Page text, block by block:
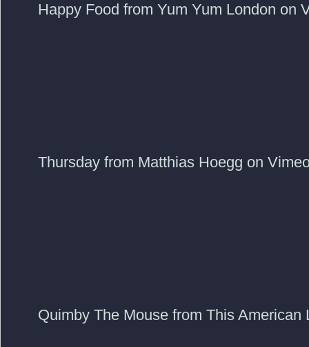
Happy Food from Yum Yum London on
Thursday from Matthias Hoegg on
Quimby The Mouse from This American